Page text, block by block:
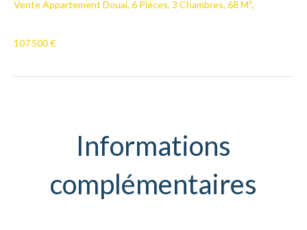
Vente Appartement Douai, 6 Pièces, 3 Chambres, 68 M²,
107 500 €
Informations
complémentaires